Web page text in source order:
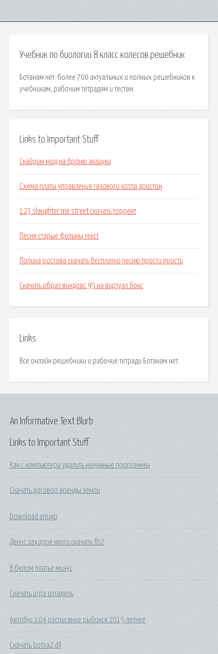
Учебник по биологии 8 класс колесов решебник
Ботанам.нет: более 700 актуальных и полных решебников к
учебникам, рабочим тетрадям и тестам.
Links to Important Stuff
Скайрим мод на броню акацуки
Схема платы управления газового котла аристон
123 slaughter me street скачать торрент
Песня старые фильмы текст
Полина ростова скачать бесплатно песню прости прости
Скачать образ виндовс 95 на виртуал бокс
Links
Все онлайн решебники и рабочие тетради Ботанам.нет.
Links to Important Stuff
Как с компьютера удалить ненужные программы
Скачать договор аренды земли
Download amigo
Денис захаров книги скачать fb2
В белом платье минус
Скачать игра цитадель
Автобус 104 расписание рыбинск 2015 летнее
Скачать botva2 dll
An Informative Text Blurb